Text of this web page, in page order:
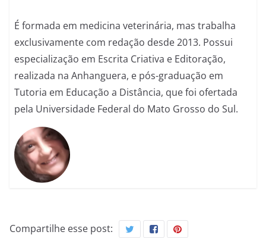
É formada em medicina veterinária, mas trabalha
exclusivamente com redação desde 2013. Possui
especialização em Escrita Criativa e Editoração,
realizada na Anhanguera, e pós-graduação em
Tutoria em Educação a Distância, que foi ofertada
pela Universidade Federal do Mato Grosso do Sul.
Compartilhe esse post: